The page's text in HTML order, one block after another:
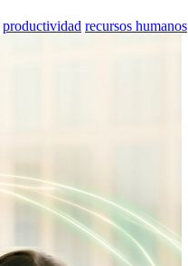
productividad recursos humanos